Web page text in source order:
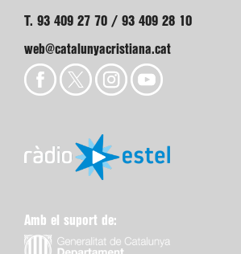
T. 93 409 27 70 / 93 409 28 10
web@catalunyacristiana.cat
Amb el suport de: